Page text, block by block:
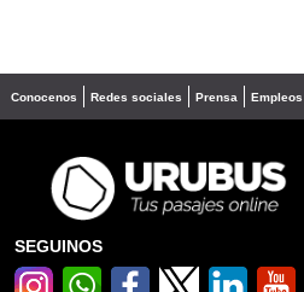
Conocenos Redes sociales Prensa Empleos
SEGUINOS